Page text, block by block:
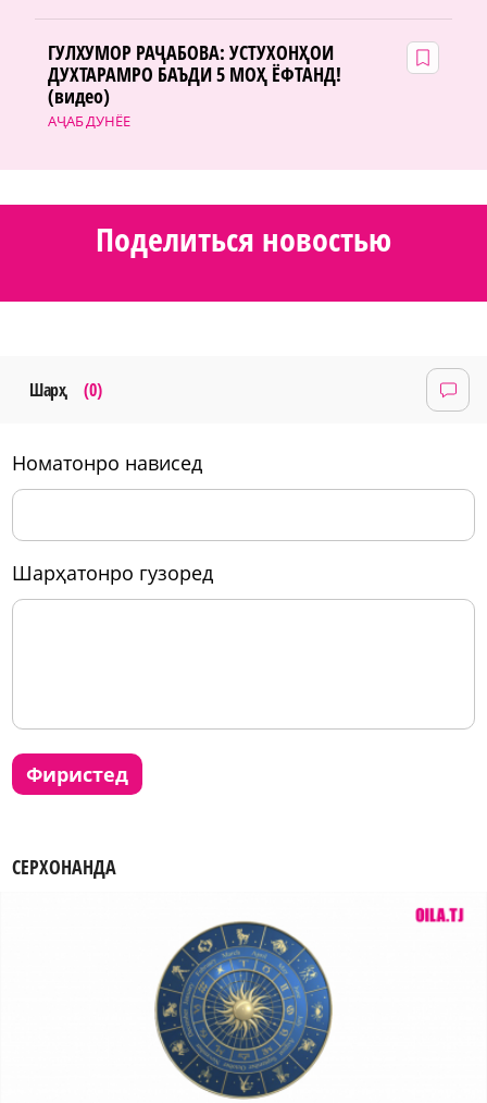
АҶАБ ДУНЁЕ
ГУЛХУМОР РАҶАБОВА: УСТУХОНҲОИ
ДУХТАРАМРО БАЪДИ 5 МОҲ ЁФТАНД!
(видео)
Поделиться новостью
Шарҳ (0)
номатонро нависед
шарҳатонро гузоред
фиристед
СЕРХОНАНДА